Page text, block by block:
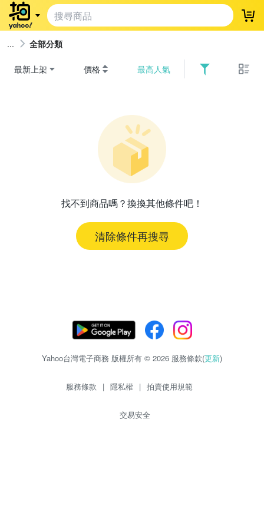
登
全部分類
最新上架 價格 最高人氣
找不到商品嗎？換換其他條件吧！
清除條件再搜尋
Yahoo台灣電子商務 版權所有 © 2026 服務條款(更新)
服務條款 | 隱私權 | 拍賣使用規範
交易安全